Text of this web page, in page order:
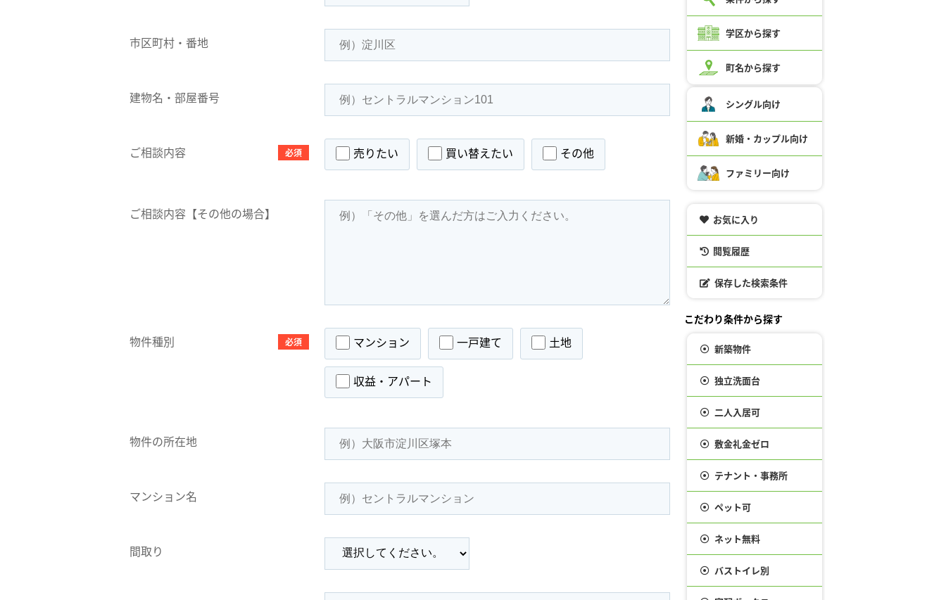
市区町村・番地
建物名・部屋番号
ご相談内容 必須 売りたい 買い替えたい その他
ご相談内容【その他の場合】
物件種別 必須 マンション 一戸建て 土地
収益・アパート
物件の所在地
マンション名
間取り
学区から探す
町名から探す
シングル向け
新婚・カップル向け
ファミリー向け
お気に入り
閲覧履歴
保存した検索条件
こだわり条件から探す
新築物件
独立洗面台
二人入居可
敷金礼金ゼロ
テナント・事務所
ペット可
ネット無料
バストイレ別